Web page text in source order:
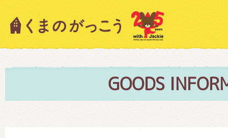
GOODS
キャラクター紹介